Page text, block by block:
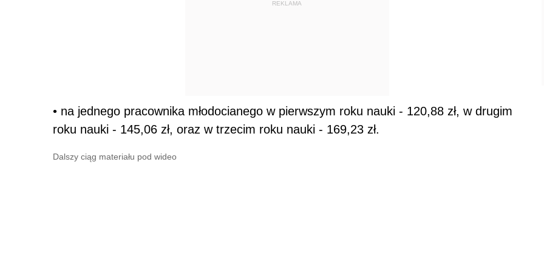
REKLAMA
• na jednego pracownika młodocianego w pierwszym roku nauki - 120,88 zł, w drugim
roku nauki - 145,06 zł, oraz w trzecim roku nauki - 169,23 zł.
Dalszy ciąg materiału pod wideo